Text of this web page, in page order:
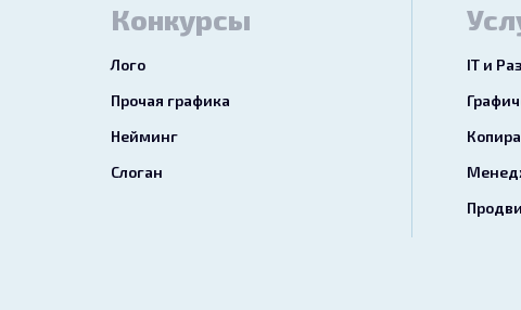
Конкурсы
Лого
Прочая графика
Нейминг
Слоган
IT и